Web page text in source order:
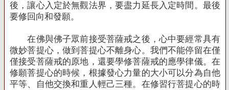
後，讓心入定於無觀法界，要盡力延長入定時間。最後
要修回向和發願。
在佛與佛子眾前接受菩薩戒之後，心中要經常具有
微妙菩提心，做到菩提心不離身心。我們不能停留在僅
僅接受菩薩戒的原地，還要學修菩薩戒的應學律儀。在
修願菩提心的時候，根據發心力量的大小可以分為自他
平等、自他交換和重人輕己三種。在修習行菩提心的時